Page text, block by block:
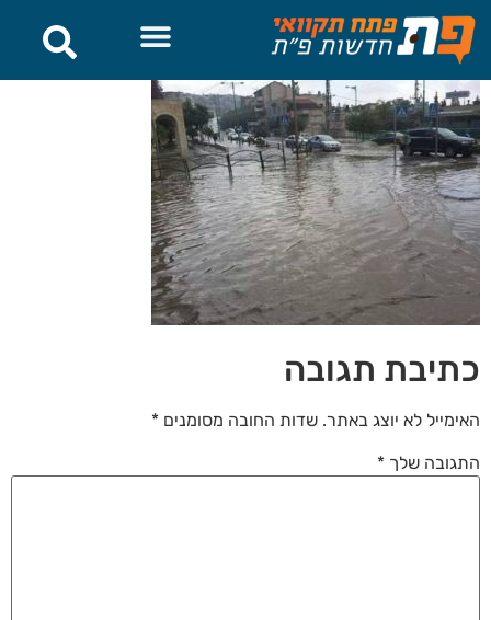
לתוכן
כתיבת תגובה
האימייל לא יוצג באתר. שדות החובה מסומנים *
התגובה שלך *